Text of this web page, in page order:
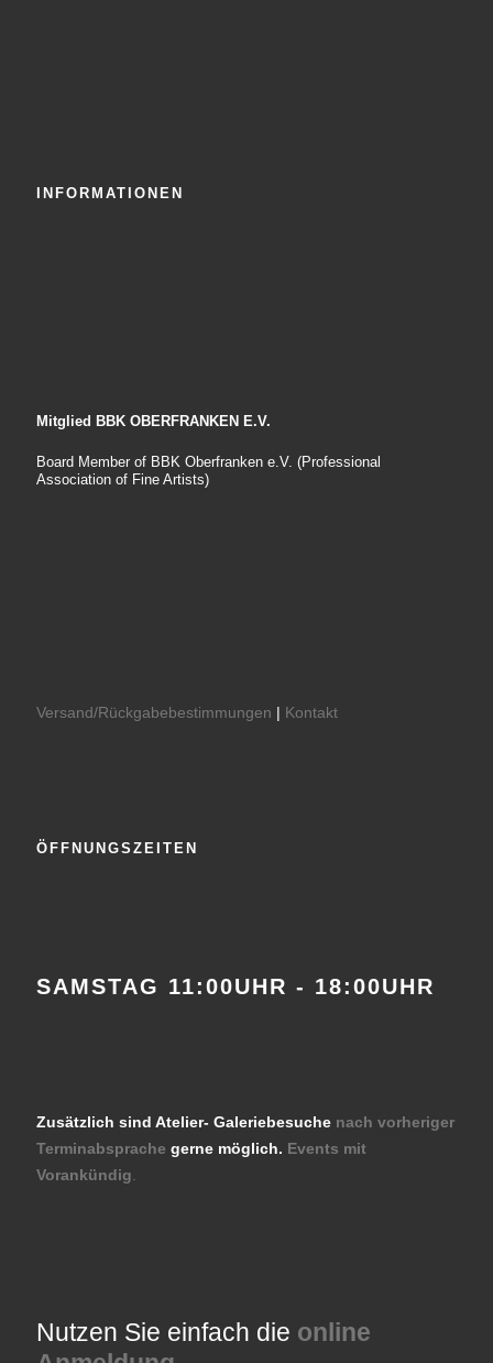
INFORMATIONEN
Mitglied BBK OBERFRANKEN E.V.
Board Member of BBK Oberfranken e.V. (Professional
Association of Fine Artists)
Versand/Rückgabebestimmungen | Kontakt
ÖFFNUNGSZEITEN
SAMSTAG 11:00UHR - 18:00UHR
Zusätzlich sind Atelier- Galeriebesuche nach vorheriger
Terminabsprache gerne möglich. Events mit
Vorankündig.
Nutzen Sie einfach die online